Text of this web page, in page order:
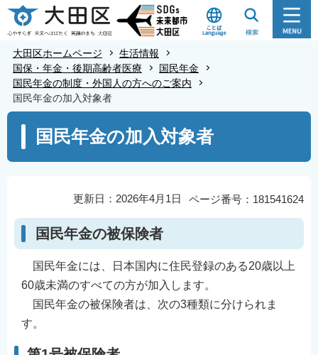
こ
の
で
大田区ホームページ
生活情報
国保・年金・後期高齢者医療
国民年金
国民年金の制度・外国人の方へのご案内
国民年金の加入対象者
こ
ら
国民年金の加入対象者
ページ番号：181541624
更新日：2026年4月1日
国民年金の被保険者
国民年金には、日本国内に住民登録のある20歳以上
60歳未満のすべての方が加入します。
国民年金の被保険者は、次の3種類に分けられま
す。